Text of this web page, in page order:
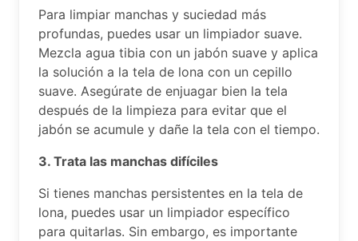
Para limpiar manchas y suciedad más
profundas, puedes usar un limpiador suave.
Mezcla agua tibia con un jabón suave y aplica
la solución a la tela de lona con un cepillo
suave. Asegúrate de enjuagar bien la tela
después de la limpieza para evitar que el
jabón se acumule y dañe la tela con el tiempo.
3. Trata las manchas difíciles
Si tienes manchas persistentes en la tela de
lona, puedes usar un limpiador específico
para quitarlas. Sin embargo, es importante